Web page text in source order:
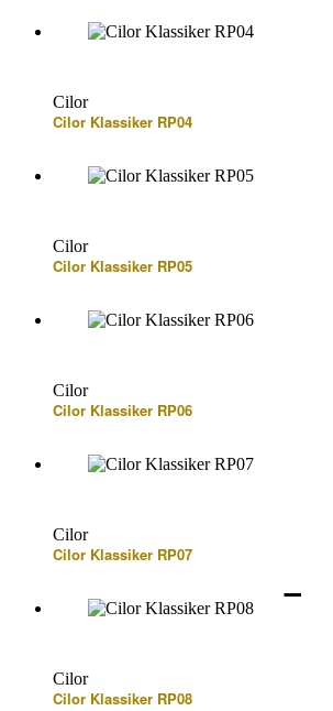
Cilor
Cilor Klassiker RP04
Cilor
Cilor Klassiker RP05
Cilor
Cilor Klassiker RP06
Cilor
Cilor Klassiker RP07
Cilor
Cilor Klassiker RP08